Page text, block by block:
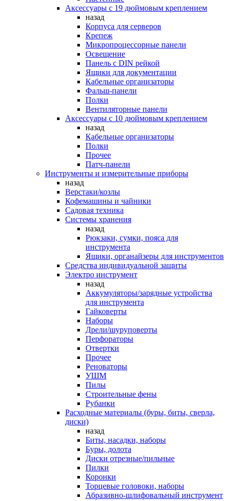
Аксессуары с 19 дюймовым креплением
назад
Корпуса для серверов
Крепеж
Микропроцессорные панели
Освещение
Панель с DIN рейкой
Ящики для документации
Кабельные организаторы
Фальш-панели
Полки
Вентиляторные панели
Аксессуары с 10 дюймовым креплением
назад
Кабельные организаторы
Полки
Прочее
Патч-панели
Инструменты и измерительные приборы
назад
Верстаки/козлы
Кофемашины и чайники
Садовая техника
Системы хранения
назад
Рюкзаки, сумки, пояса для
инструмента
Ящики, органайзеры для инструментов
Средства индивидуальной защиты
Электро инструмент
назад
Аккумуляторы/зарядные устройства
для инструмента
Гайковерты
Наборы
Дрели/шуруповерты
Перфораторы
Отвертки
Прочее
Реноваторы
УШМ
Пилы
Строительные фены
Рубанки
Расходные материалы (буры, биты, сверла,
диски)
назад
Биты, насадки, наборы
Буры, долота
Диски отрезные/пильные
Пилки
Коронки
Торцевые головоки, наборы
Абразивно-шлифовальный инструмент